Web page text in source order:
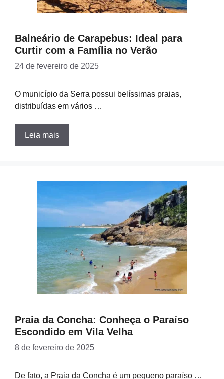
Balneário de Carapebus: Ideal para
Curtir com a Família no Verão
24 de fevereiro de 2025
O município da Serra possui belíssimas praias,
distribuídas em vários …
Leia mais
Praia da Concha: Conheça o Paraíso
Escondido em Vila Velha
8 de fevereiro de 2025
De fato, a Praia da Concha é um pequeno paraíso …